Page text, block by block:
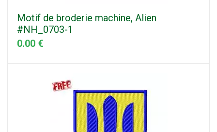
Motif de broderie machine, Alien
#NH_0703-1
0.00 €